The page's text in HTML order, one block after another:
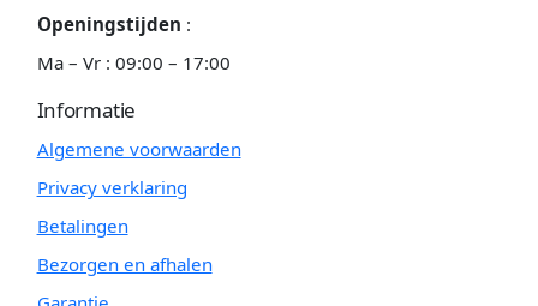
Openingstijden :
Ma – Vr : 09:00 – 17:00
Informatie
Algemene voorwaarden
Privacy verklaring
Betalingen
Bezorgen en afhalen